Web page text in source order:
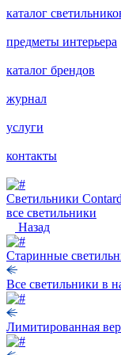
каталог
предметы интерьера
каталог брендов
журнал
услуги
контакты
Светильники
все светильники
Назад
Старинные
Все светильники в
Лимитированная